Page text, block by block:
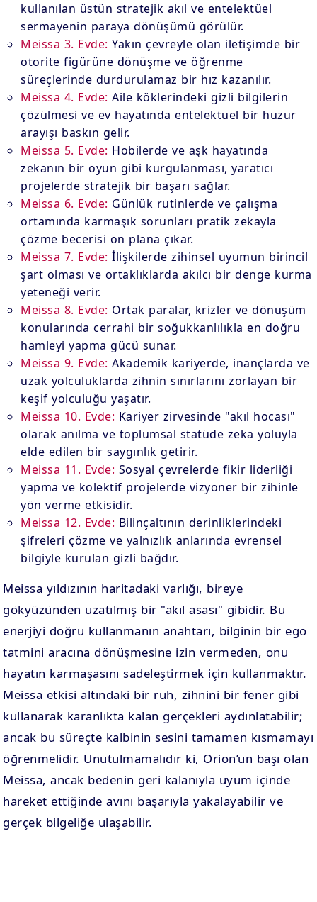
kullanılan üstün stratejik akıl ve entelektüel
sermayenin paraya dönüşümü görülür.
Meissa 3. Evde: Yakın çevreyle olan iletişimde bir
otorite figürüne dönüşme ve öğrenme
süreçlerinde durdurulamaz bir hız kazanılır.
Meissa 4. Evde: Aile köklerindeki gizli bilgilerin
çözülmesi ve ev hayatında entelektüel bir huzur
arayışı baskın gelir.
Meissa 5. Evde: Hobilerde ve aşk hayatında
zekanın bir oyun gibi kurgulanması, yaratıcı
projelerde stratejik bir başarı sağlar.
Meissa 6. Evde: Günlük rutinlerde ve çalışma
ortamında karmaşık sorunları pratik zekayla
çözme becerisi ön plana çıkar.
Meissa 7. Evde: İlişkilerde zihinsel uyumun birincil
şart olması ve ortaklıklarda akılcı bir denge kurma
yeteneği verir.
Meissa 8. Evde: Ortak paralar, krizler ve dönüşüm
konularında cerrahi bir soğukkanlılıkla en doğru
hamleyi yapma gücü sunar.
Meissa 9. Evde: Akademik kariyerde, inançlarda ve
uzak yolculuklarda zihnin sınırlarını zorlayan bir
keşif yolculuğu yaşatır.
Meissa 10. Evde: Kariyer zirvesinde "akıl hocası"
olarak anılma ve toplumsal statüde zeka yoluyla
elde edilen bir saygınlık getirir.
Meissa 11. Evde: Sosyal çevrelerde fikir liderliği
yapma ve kolektif projelerde vizyoner bir zihinle
yön verme etkisidir.
Meissa 12. Evde: Bilinçaltının derinliklerindeki
şifreleri çözme ve yalnızlık anlarında evrensel
bilgiyle kurulan gizli bağdır.
Meissa yıldızının haritadaki varlığı, bireye
gökyüzünden uzatılmış bir "akıl asası" gibidir. Bu
enerjiyi doğru kullanmanın anahtarı, bilginin bir ego
tatmini aracına dönüşmesine izin vermeden, onu
hayatın karmaşasını sadeleştirmek için kullanmaktır.
Meissa etkisi altındaki bir ruh, zihnini bir fener gibi
kullanarak karanlıkta kalan gerçekleri aydınlatabilir;
ancak bu süreçte kalbinin sesini tamamen kısmamayı
öğrenmelidir. Unutulmamalıdır ki, Orion’un başı olan
Meissa, ancak bedenin geri kalanıyla uyum içinde
hareket ettiğinde avını başarıyla yakalayabilir ve
gerçek bilgeliğe ulaşabilir.